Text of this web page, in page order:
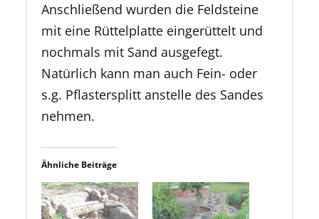
Anschließend wurden die Feldsteine
mit eine Rüttelplatte eingerüttelt und
nochmals mit Sand ausgefegt.
Natürlich kann man auch Fein- oder
s.g. Pflastersplitt anstelle des Sandes
nehmen.
Ähnliche Beiträge